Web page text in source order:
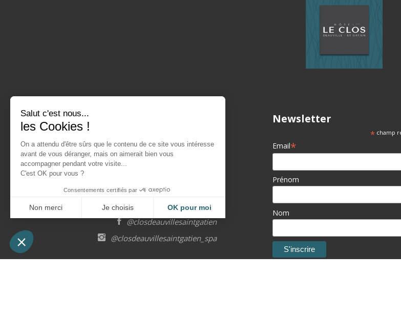
hotel@clos-st-gatien.fr
4 rue des Brioleurs, 14130 Saint-Gatien-des-Bois
Suivez-nous
@closdeauvillesaintgatien
@closdeauvillesaintgatien_spa
Newsletter
* champ
Email*
Prénom
Nom
Salut c'est nous...
les Cookies !
On a attendu d'être sûrs que le contenu de ce site vous intéresse
avant de vous déranger, mais on aimerait bien vous
accompagner pendant votre visite...
C'est OK pour vous ?
Consentements certifiés par
Non merci Je choisis OK pour moi
Plateforme de Gestion du Consentement : Personnalisez vos Options
Notre plateforme vous permet d'adapter et de gérer vos paramètres de confidentialité, en garantissant la